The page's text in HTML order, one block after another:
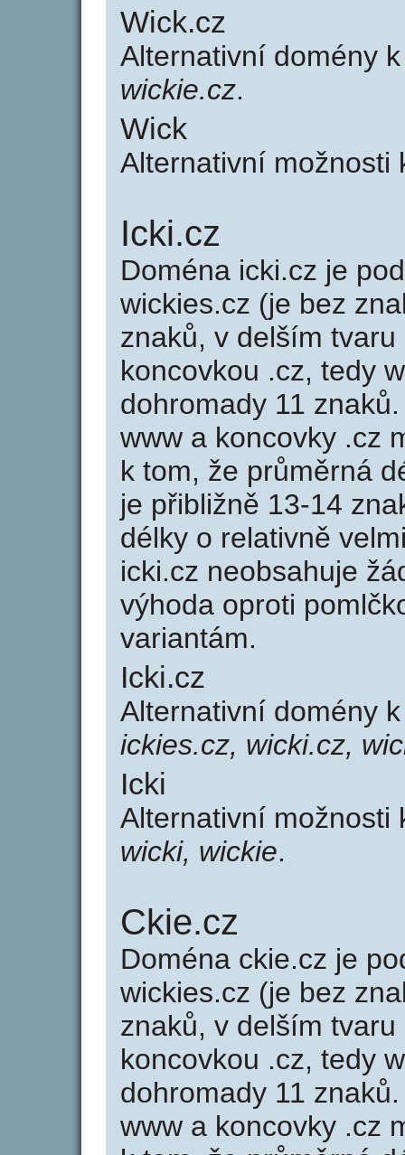
Wick.cz
Alternativní domény
wickie.cz.
Wick
Alternativní možnosti
Icki.cz
Doména icki.cz je
wickies.cz (je bez
znaků, v delším
koncovkou .cz, tedy
dohromady 11
www a koncovky .cz
k tom, že průměrná
je přibližně 13-14
délky o relativně
icki.cz neobsahuje
výhoda oproti
variantám.
Icki.cz
Alternativní domény
ickies.cz, wicki.cz,
Icki
Alternativní možnosti
wicki, wickie.
Ckie.cz
Doména ckie.cz je
wickies.cz (je bez
znaků, v delším
koncovkou .cz, tedy
dohromady 11
www a koncovky .cz